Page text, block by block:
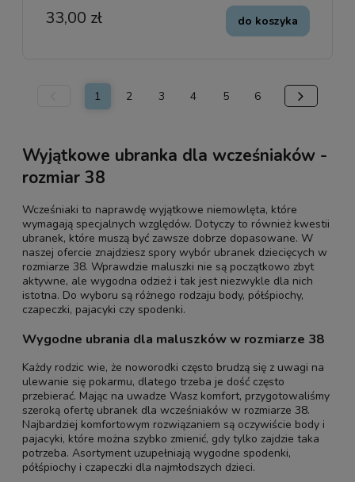
33,00 zł do koszyka
1 2 3 4 5 6
Wyjątkowe ubranka dla wcześniaków -
rozmiar 38
Wcześniaki to naprawdę wyjątkowe niemowlęta, które
wymagają specjalnych względów. Dotyczy to również kwestii
ubranek, które muszą być zawsze dobrze dopasowane. W
naszej ofercie znajdziesz spory wybór ubranek dziecięcych w
rozmiarze 38. Wprawdzie maluszki nie są początkowo zbyt
aktywne, ale wygodna odzież i tak jest niezwykle dla nich
istotna. Do wyboru są różnego rodzaju body, półśpiochy,
czapeczki, pajacyki czy spodenki.
Wygodne ubrania dla maluszków w rozmiarze 38
Każdy rodzic wie, że noworodki często brudzą się z uwagi na
ulewanie się pokarmu, dlatego trzeba je dość często
przebierać. Mając na uwadze Wasz komfort, przygotowaliśmy
szeroką ofertę ubranek dla wcześniaków w rozmiarze 38.
Najbardziej komfortowym rozwiązaniem są oczywiście body i
pajacyki, które można szybko zmienić, gdy tylko zajdzie taka
potrzeba. Asortyment uzupełniają wygodne spodenki,
półśpiochy i czapeczki dla najmłodszych dzieci.